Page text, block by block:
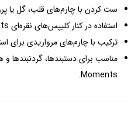
ست کردن با چارم‌های قلب، گل یا
استفاده در کنار کلیپس‌های نقره‌ای Pandora Moments.
ترکیب با چارم‌های مرواریدی برای
Moments.